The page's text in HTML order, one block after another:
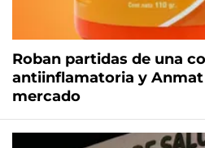
Roban partidas de una
antiinflamatoria y
mercado